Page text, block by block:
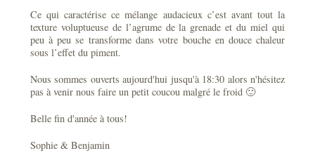
Ce qui caractérise ce mélange audacieux c’est avant tout la
texture voluptueuse de l’agrume de la grenade et du miel qui
peu à peu se transforme dans votre bouche en douce chaleur
sous l’effet du piment.
Nous sommes ouverts aujourd'hui jusqu'à 18:30 alors n'hésitez
pas à venir nous faire un petit coucou malgré le froid 🙂
Belle fin d'année à tous!
Sophie & Benjamin